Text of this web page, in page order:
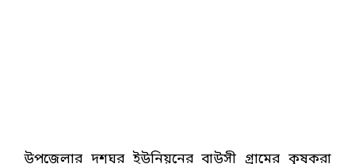
উপজেলার দশঘর ইউনিয়নের বাউসী গ্রামের কৃষকরা